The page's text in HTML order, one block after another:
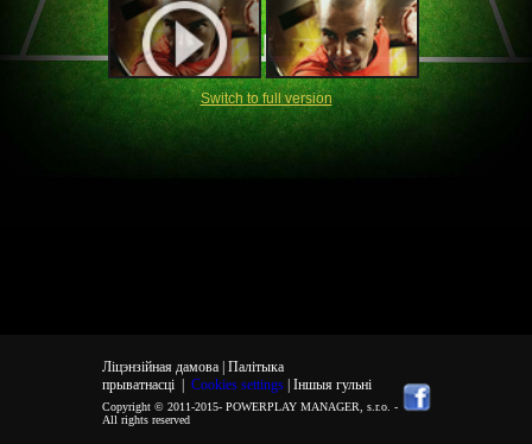
Switch to full version
Ліцэнзійная дамова | Палітыка
прыватнасці| Cookies settings | Іншыя гульні
Copyright © 2011-2015- POWERPLAY MANAGER, s.r.o. -
All rights reserved